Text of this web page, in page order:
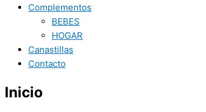
Complementos
BEBES
HOGAR
Canastillas
Contacto
Inicio